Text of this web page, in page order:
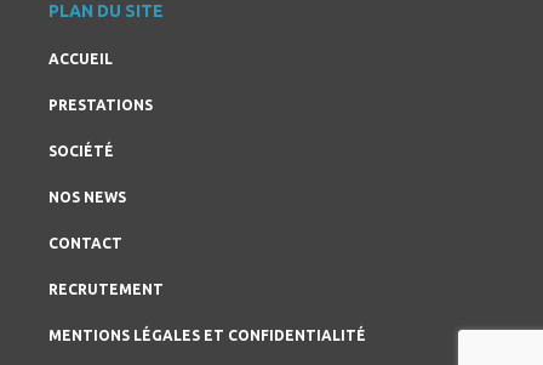
PLAN DU SITE
ACCUEIL
PRESTATIONS
SOCIÉTÉ
NOS NEWS
CONTACT
RECRUTEMENT
MENTIONS LÉGALES ET CONFIDENTIALITÉ